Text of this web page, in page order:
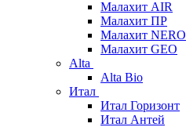
Малахит AIR
Малахит ПР
Малахит NERO
Малахит GEO
Alta
Alta Bio
Итал
Итал Горизонт
Итал Антей